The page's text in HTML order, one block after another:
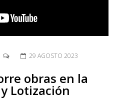
29 AGOSTO 2023
obras en la
Lotización